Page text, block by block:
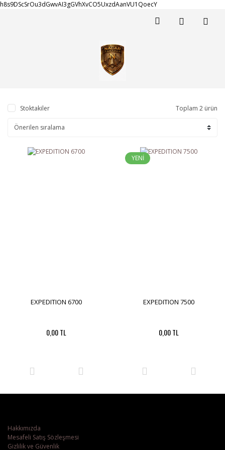
h8s9DScSrOu3dGwvAI3gGVhXvCO5UxzdAanVU1QoecY
Stoktakiler Toplam 2 ürün
EXPEDITION 6700
0,00 TL
YENİ
EXPEDITION 7500
0,00 TL
Hakkımızda
Mesafeli Satış Sözleşmesi
Gizlilik ve Güvenlik